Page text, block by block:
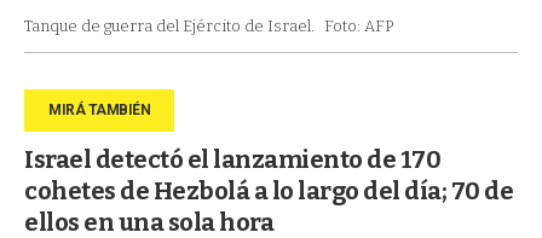
Tanque de guerra del Ejército de Israel. Foto: AFP
Israel detectó el lanzamiento de 170
cohetes de Hezbolá a lo largo del día; 70 de
ellos en una sola hora